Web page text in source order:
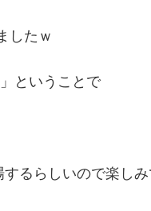
したｗ
ということで
るらしいので楽しみ